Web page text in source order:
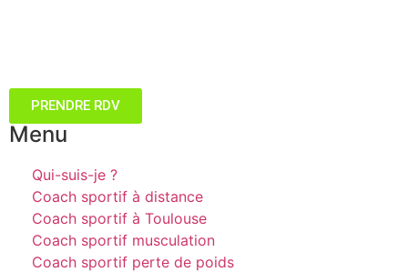
PRENDRE RDV
Menu
Qui-suis-je ?
Coach sportif à distance
Coach sportif à Toulouse
Coach sportif musculation
Coach sportif perte de poids